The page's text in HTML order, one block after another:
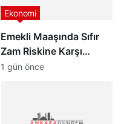
Emekli Maaşında Sıfır
Zam Riskine Karşı
Formül: Ak Parti Meclis
Ekonomi
1 gün önce